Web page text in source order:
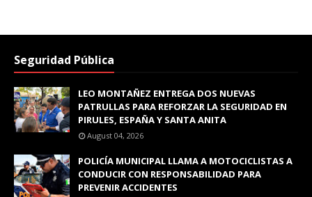
Seguridad Pública
LEO MONTAÑEZ ENTREGA DOS NUEVAS
PATRULLAS PARA REFORZAR LA SEGURIDAD EN
PIRULES, ESPAÑA Y SANTA ANITA
August 04, 2026
POLICÍA MUNICIPAL LLAMA A MOTOCICLISTAS A
CONDUCIR CON RESPONSABILIDAD PARA
PREVENIR ACCIDENTES